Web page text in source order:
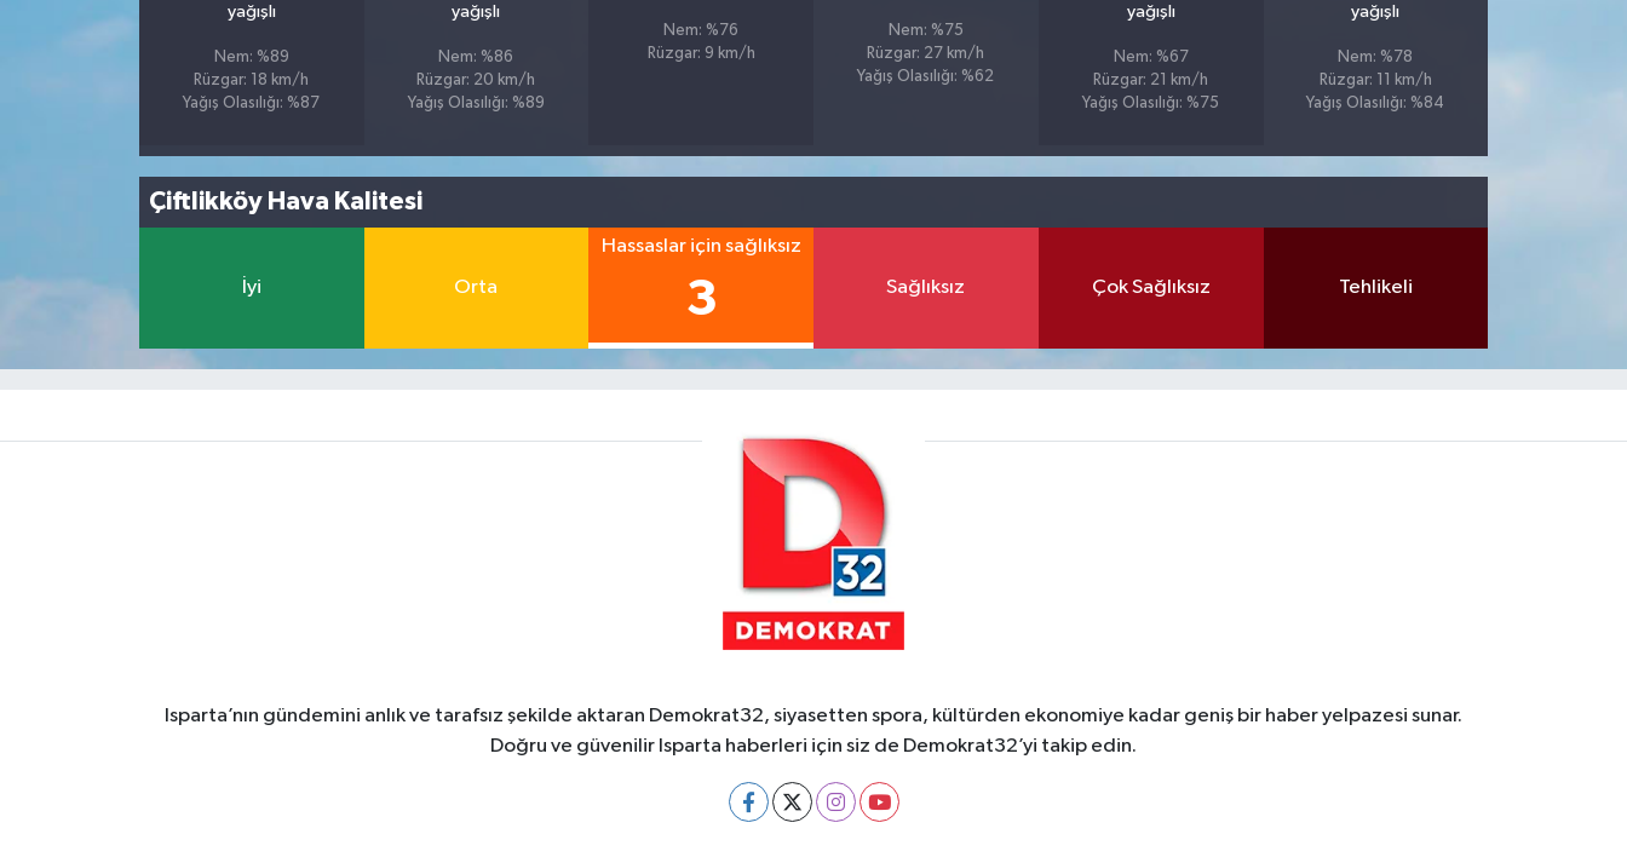
yağışlı
Nem: %89
Rüzgar: 18 km/h
Yağış Olasılığı: %87
yağışlı
Nem: %86
Rüzgar: 20 km/h
Yağış Olasılığı: %89
Nem: %76
Rüzgar: 9 km/h
Nem: %75
Rüzgar: 27 km/h
Yağış Olasılığı: %62
yağışlı
Nem: %67
Rüzgar: 21 km/h
Yağış Olasılığı: %75
yağışlı
Nem: %78
Rüzgar: 11 km/h
Yağış Olasılığı: %84
Çiftlikköy Hava Kalitesi
İyi Orta
Hassaslar için sağlıksız
3 Sağlıksız Çok Sağlıksız Tehlikeli
Isparta’nın gündemini anlık ve tarafsız şekilde aktaran Demokrat32, siyasetten spora, kültürden ekonomiye kadar geniş bir haber yelpazesi sunar.
Doğru ve güvenilir Isparta haberleri için siz de Demokrat32’yi takip edin.